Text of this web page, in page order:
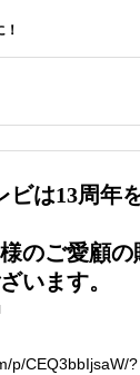
ビは13周年
のご愛顧
います。
p/CEQ3bbIjsaW/?